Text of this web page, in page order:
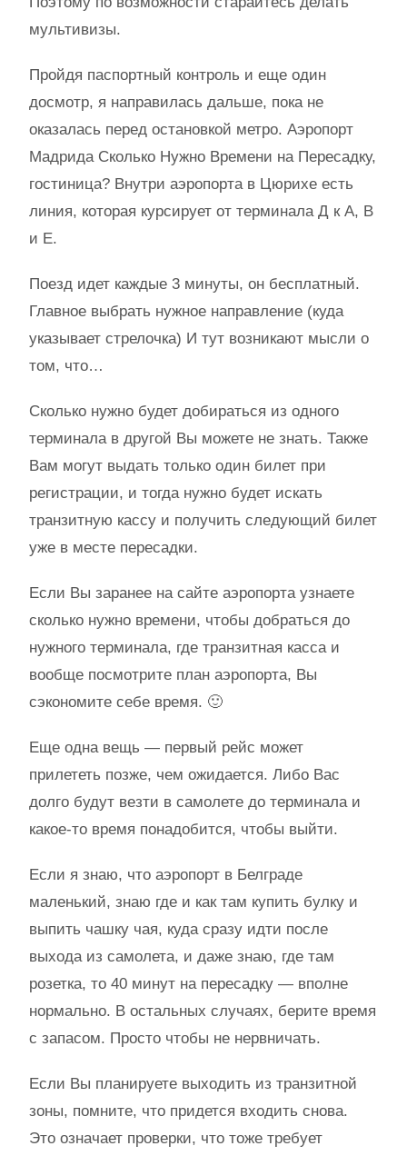
мультивизы.
Пройдя паспортный контроль и еще один
досмотр, я направилась дальше, пока не
оказалась перед остановкой метро. Аэропорт
Мадрида Сколько Нужно Времени на Пересадку,
гостиница? Внутри аэропорта в Цюрихе есть
линия, которая курсирует от терминала Д к А, В
и Е.
Поезд идет каждые 3 минуты, он бесплатный.
Главное выбрать нужное направление (куда
указывает стрелочка) И тут возникают мысли о
том, что…
Сколько нужно будет добираться из одного
терминала в другой Вы можете не знать. Также
Вам могут выдать только один билет при
регистрации, и тогда нужно будет искать
транзитную кассу и получить следующий билет
уже в месте пересадки.
Если Вы заранее на сайте аэропорта узнаете
сколько нужно времени, чтобы добраться до
нужного терминала, где транзитная касса и
вообще посмотрите план аэропорта, Вы
сэкономите себе время. 🙂
Еще одна вещь — первый рейс может
прилететь позже, чем ожидается. Либо Вас
долго будут везти в самолете до терминала и
какое-то время понадобится, чтобы выйти.
Если я знаю, что аэропорт в Белграде
маленький, знаю где и как там купить булку и
выпить чашку чая, куда сразу идти после
выхода из самолета, и даже знаю, где там
розетка, то 40 минут на пересадку — вполне
нормально. В остальных случаях, берите время
с запасом. Просто чтобы не нервничать.
Если Вы планируете выходить из транзитной
зоны, помните, что придется входить снова.
Это означает проверки, что тоже требует